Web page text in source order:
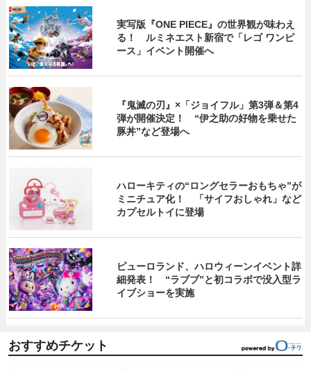
実写版『ONE PIECE』の世界観が味わえ
る！ ルミネエスト新宿で「レゴ ワンピ
ース」イベント開催へ
『鬼滅の刃』×「ジョイフル」第3弾＆第4
弾が開催決定！ “伊之助の好物を乗せた
豚丼”など登場へ
ハローキティの“ロングセラーおもちゃ”が
ミニチュア化！ 「サイフおしゃれ」など
カプセルトイに登場
ピューロランド、ハロウィーンイベント詳
細発表！ “ラブブ”と初コラボで没入型ラ
イブショーを実施
おすすめチケット